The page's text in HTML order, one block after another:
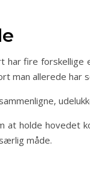
fire
man allerede har
holde hovedet
måde.